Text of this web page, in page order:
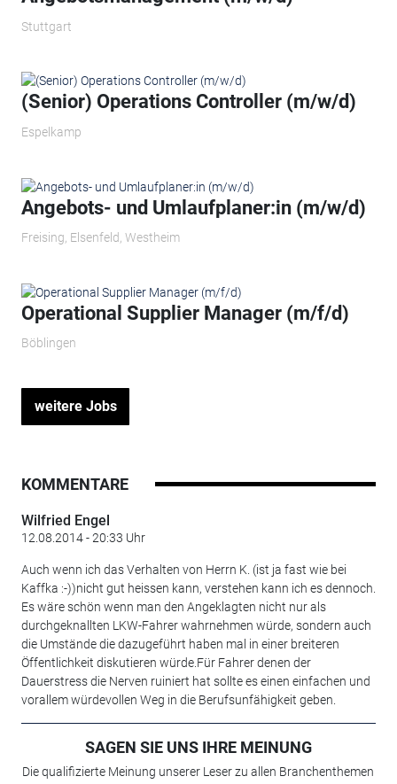
Stuttgart
(Senior) Operations Controller (m/w/d)
Espelkamp
Angebots- und Umlaufplaner:in (m/w/d)
Freising, Elsenfeld, Westheim
Operational Supplier Manager (m/f/d)
Böblingen
weitere Jobs
KOMMENTARE
Wilfried Engel
12.08.2014 - 20:33 Uhr
Auch wenn ich das Verhalten von Herrn K. (ist ja fast wie bei
Kaffka :-))nicht gut heissen kann, verstehen kann ich es dennoch.
Es wäre schön wenn man den Angeklagten nicht nur als
durchgeknallten LKW-Fahrer wahrnehmen würde, sondern auch
die Umstände die dazugeführt haben mal in einer breiteren
Öffentlichkeit diskutieren würde.Für Fahrer denen der
Dauerstress die Nerven ruiniert hat sollte es einen einfachen und
vorallem würdevollen Weg in die Berufsunfähigkeit geben.
SAGEN SIE UNS IHRE MEINUNG
Die qualifizierte Meinung unserer Leser zu allen Branchenthemen